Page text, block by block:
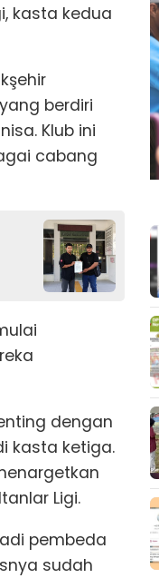
kasta kedua
berdiri
Klub ini
cabang
dengan
kasta ketiga.
Ligi.
pembeda
sudah